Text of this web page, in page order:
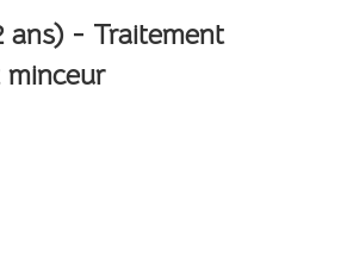
ans) - Traitement
minceur